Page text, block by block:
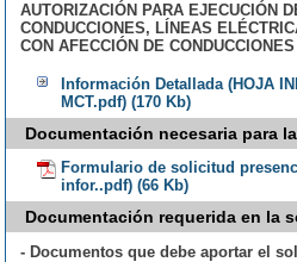
AUTORIZACIÓN PARA EJECUCIÓN
CONDUCCIONES, LÍNEAS
CON AFECCIÓN DE
Información Detallada (HOJA
MCT.pdf) (170 Kb)
Documentación necesaria para
Formulario de solicitud
infor..pdf) (66 Kb)
Documentación requerida en la
- Documentos que debe aportar el